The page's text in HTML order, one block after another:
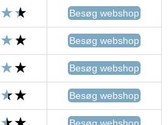
Besøg webshop
Besøg webshop
Besøg webshop
Besøg webshop